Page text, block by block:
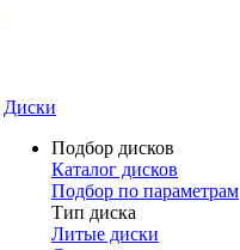
Диски
Подбор дисков
Каталог дисков
Подбор по параметрам
Тип диска
Литые диски